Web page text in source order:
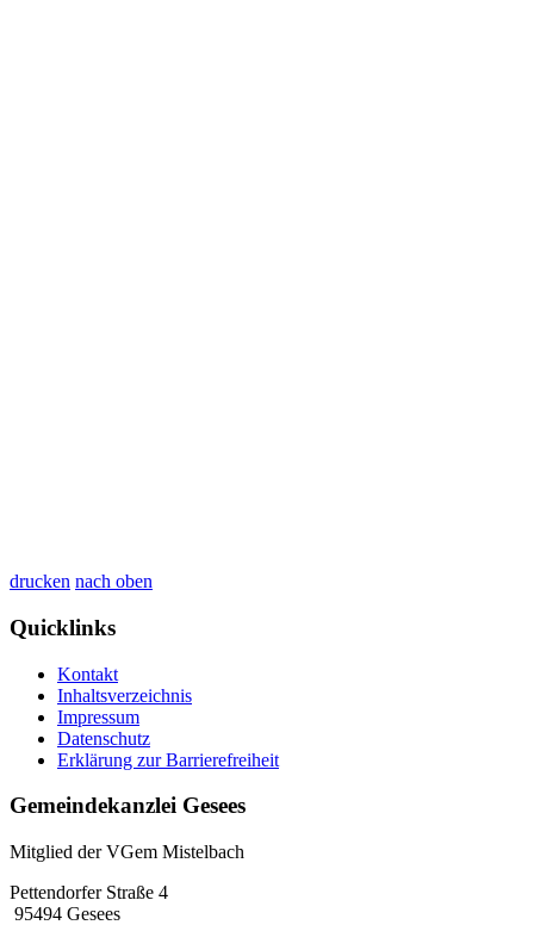
drucken nach oben
Quicklinks
Kontakt
Inhaltsverzeichnis
Impressum
Datenschutz
Erklärung zur Barrierefreiheit
Gemeindekanzlei Gesees
Mitglied der VGem Mistelbach
Pettendorfer Straße 4
95494 Gesees